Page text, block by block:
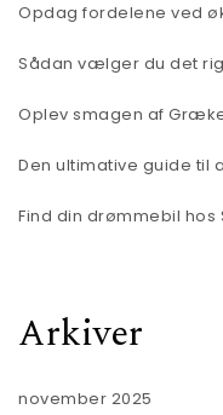
Opdag fordelene ved
Sådan vælger du det
Oplev smagen af
Den ultimative guide
Find din drømmebil hos
Arkiver
november 2025